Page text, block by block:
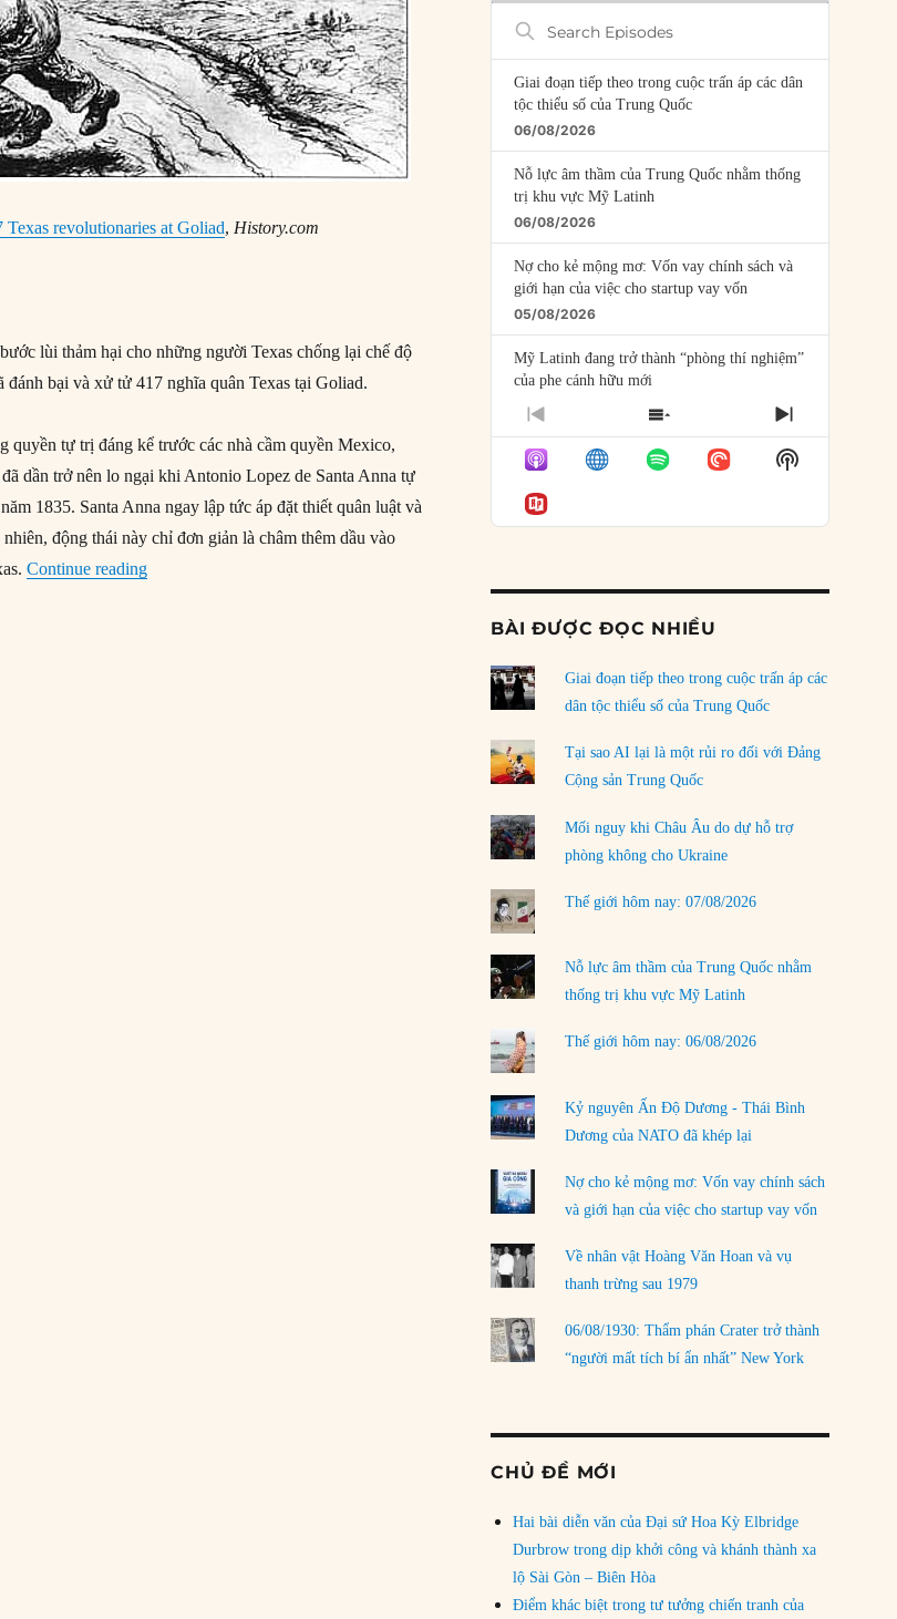
revolutionaries at Goliad, History.com
lùi thảm hại cho những người Texas chống lại chế độ
đánh bại và xử tử 417 nghĩa quân Texas tại Goliad.
quyền tự trị đáng kể trước các nhà cầm quyền Mexico,
dần trở nên lo ngại khi Antonio Lopez de Santa Anna tự
1835. Santa Anna ngay lập tức áp đặt thiết quân luật và
động thái này chỉ đơn giản là châm thêm dầu vào
Continue reading“30/03/1836: Quân đội Mexico xử tử 417 nghĩa quân Texas tại Goliad”
Search
Episodes
Giai đoạn tiếp theo trong cuộc trấn áp các dân
tộc thiểu số của Trung Quốc
06/08/2026
Nỗ lực âm thầm của Trung Quốc nhằm thống
trị khu vực Mỹ Latinh
06/08/2026
Nợ cho kẻ mộng mơ: Vốn vay chính sách và
giới hạn của việc cho startup vay vốn
05/08/2026
Mỹ Latinh đang trở thành “phòng thí nghiệm”
của phe cánh hữu mới
04/08/2026
Tại sao Trung Quốc phủ nhận cuộc gặp với
Ngoại trưởng Nhật Bản?
04/08/2026
03/08/2026
Đặt cược vào thất bại: Các quỹ đầu tư mạo
rủi ro
02/08/2026
Làm thế nào để kết thúc Chiến tranh Iran?
01/08/2026
Chiến lược kế tiếp của Bắc Kinh ở Biển Đông
31/07/2026
Trật tự thế giới mới: Các nước nhỏ sẽ luôn
phải chịu đựng?
30/07/2026
LOAD MORE
PREVIOUS
EPISODE
SHOW
EPISODES
LIST
NEXT
EPISODE
Show
Podcast
BÀI ĐƯỢC ĐỌC NHIỀU
Giai đoạn tiếp theo trong cuộc trấn áp các
dân tộc thiểu số của Trung Quốc
Tại sao AI lại là một rủi ro đối với Đảng
Cộng sản Trung Quốc
Mối nguy khi Châu Âu do dự hỗ trợ
phòng không cho Ukraine
Thế giới hôm nay: 07/08/2026
Nỗ lực âm thầm của Trung Quốc nhằm
thống trị khu vực Mỹ Latinh
Thế giới hôm nay: 06/08/2026
Kỷ nguyên Ấn Độ Dương - Thái Bình
Dương của NATO đã khép lại
Nợ cho kẻ mộng mơ: Vốn vay chính sách
và giới hạn của việc cho startup vay vốn
Về nhân vật Hoàng Văn Hoan và vụ
thanh trừng sau 1979
06/08/1930: Thẩm phán Crater trở thành
“người mất tích bí ẩn nhất” New York
CHỦ ĐỀ MỚI
Hai bài diễn văn của Đại sứ Hoa Kỳ Elbridge
Durbrow trong dịp khởi công và khánh thành xa
lộ Sài Gòn – Biên Hòa
Điểm khác biệt trong tư tưởng chiến tranh của